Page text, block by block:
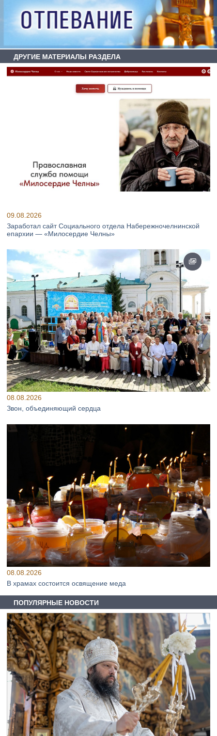
ДРУГИЕ МАТЕРИАЛЫ РАЗДЕЛА
09.08.2026
Заработал сайт Социального отдела Набережночелнинской
епархии — «Милосердие Челны»
08.08.2026
Звон, объединяющий сердца
08.08.2026
В храмах состоится освящение меда
ПОПУЛЯРНЫЕ НОВОСТИ